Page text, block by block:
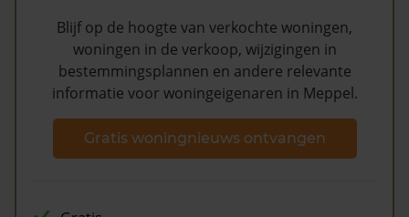
Blijf op de hoogte van verkochte woningen,
woningen in de verkoop, wijzigingen in
bestemmingsplannen en andere relevante
informatie voor woningeigenaren in Meppel.
Gratis woningnieuws ontvangen